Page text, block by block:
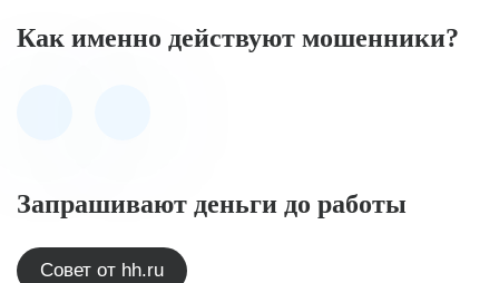
Как именно действуют мошенники?
Запрашивают деньги до работы
Совет от hh.ru